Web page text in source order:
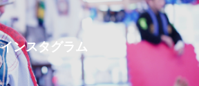
インスタグラ ム